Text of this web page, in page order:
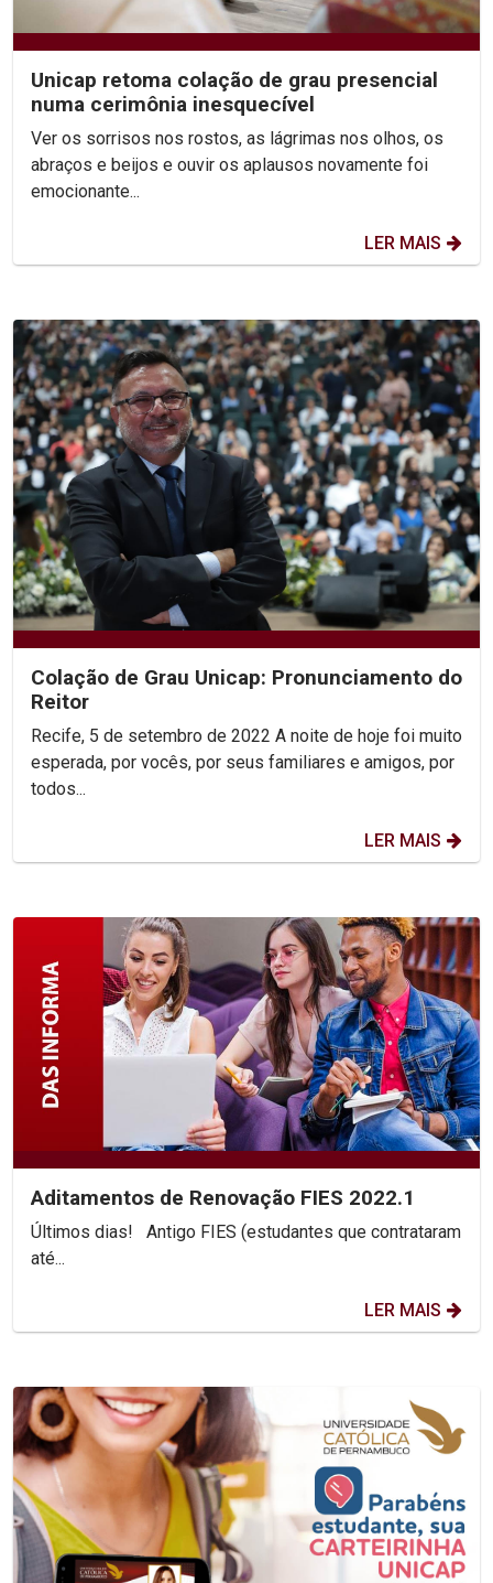
Unicap retoma colação de grau presencial
numa cerimônia inesquecível
Ver os sorrisos nos rostos, as lágrimas nos olhos, os
abraços e beijos e ouvir os aplausos novamente foi
emocionante...
LER MAIS
Colação de Grau Unicap: Pronunciamento do
Reitor
Recife, 5 de setembro de 2022 A noite de hoje foi muito
esperada, por vocês, por seus familiares e amigos, por
todos...
LER MAIS
Aditamentos de Renovação FIES 2022.1
Últimos dias! Antigo FIES (estudantes que contrataram
até...
LER MAIS